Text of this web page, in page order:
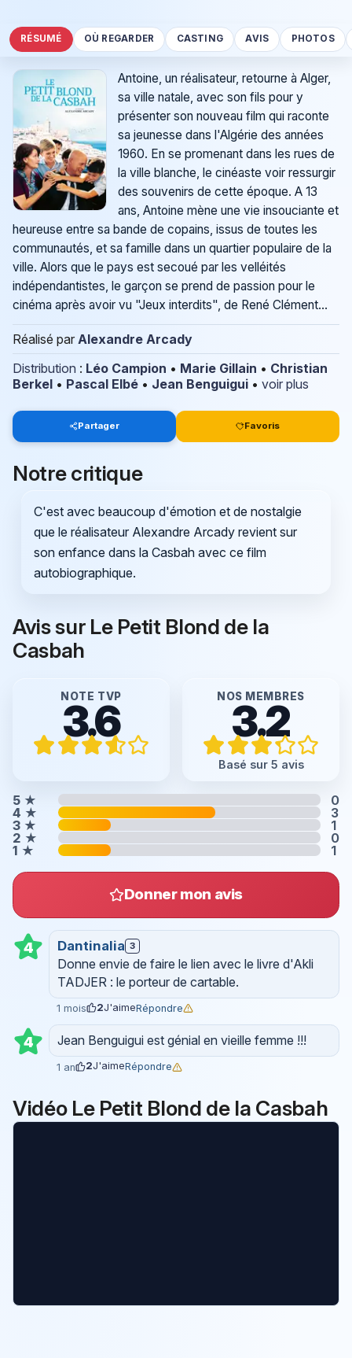
RÉSUMÉ OÙ REGARDER CASTING AVIS PHOTOS
Antoine, un réalisateur, retourne à Alger,
sa ville natale, avec son fils pour y
présenter son nouveau film qui raconte
sa jeunesse dans l'Algérie des années
1960. En se promenant dans les rues de
la ville blanche, le cinéaste voir ressurgir
des souvenirs de cette époque. A 13
ans, Antoine mène une vie insouciante et
heureuse entre sa bande de copains, issus de toutes les
communautés, et sa famille dans un quartier populaire de la
ville. Alors que le pays est secoué par les velléités
indépendantistes, le garçon se prend de passion pour le
cinéma après avoir vu "Jeux interdits", de René Clément...
Réalisé par Alexandre Arcady
Distribution : Léo Campion • Marie Gillain • Christian
Berkel • Pascal Elbé • Jean Benguigui • voir plus
Partager Favoris
Notre critique
C'est avec beaucoup d'émotion et de nostalgie
que le réalisateur Alexandre Arcady revient sur
son enfance dans la Casbah avec ce film
autobiographique.
Avis sur Le Petit Blond de la
Casbah
NOTE TVP
3.6 NOS MEMBRES
3.2
Basé sur 5 avis
5 ★
0
4 ★
3
3 ★
1
2 ★
0
1 ★ 1
Donner mon avis
4 Dantinalia 3
Donne envie de faire le lien avec le livre d'Akli
TADJER : le porteur de cartable.
1 mois 2J'aimeRépondre
4 Jean Benguigui est génial en vieille femme !!!
1 an 2J'aimeRépondre
Vidéo Le Petit Blond de la Casbah